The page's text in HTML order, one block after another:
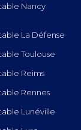
Nancy
La Défense
Toulouse
Reims
Rennes
Lunéville